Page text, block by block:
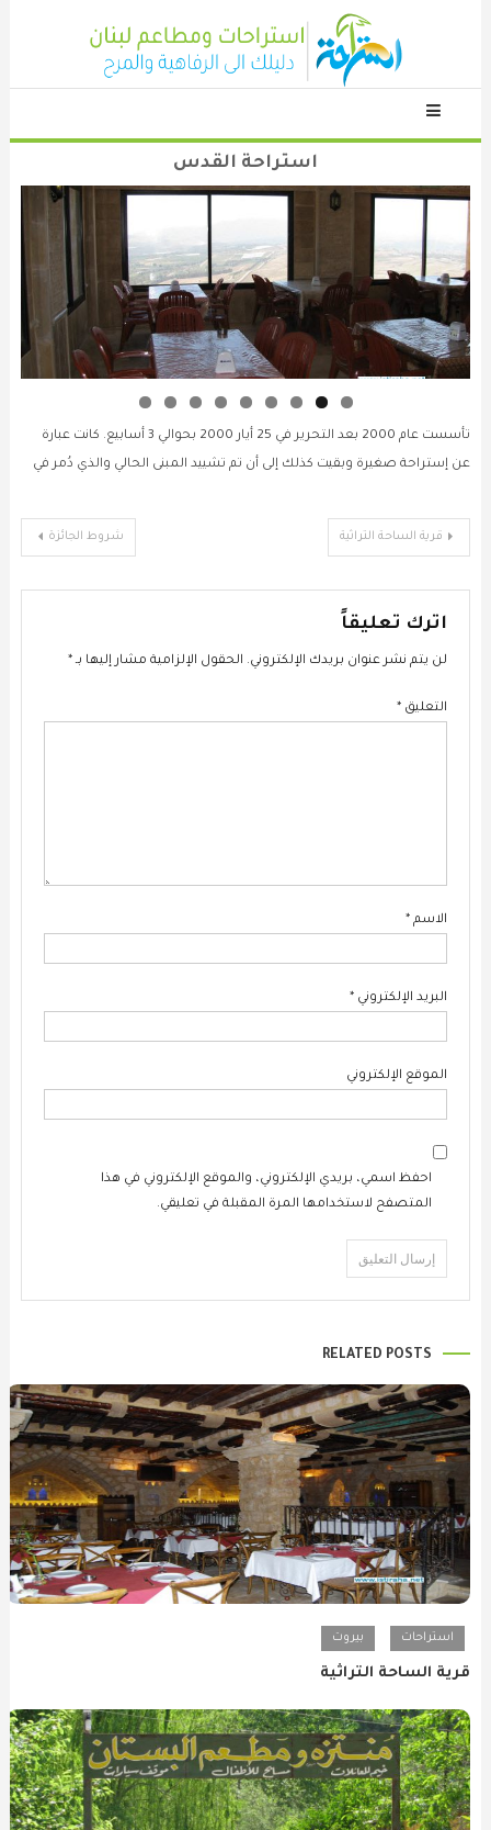
Content
استراحة نت
استراحة القدس
استراحات
استراحة القدس
تأسست عام 2000 بعد التحرير في 25 أيار 2000 بحوالي 3 أسابيع. كانت عبارة
عن إستراحة صغيرة وبقيت كذلك إلى أن تم تشييد المبنى الحالي والذي دُمر في
تضم صالة داخلية وتراس صيفي.تتميز بإطلالتها على الأراضي الفلسطينية
تصفّح
المقالات
شروط الجائزة قرية الساحة التراثية
اترك تعليقاً
لن يتم نشر عنوان بريدك الإلكتروني. الحقول الإلزامية مشار إليها بـ *
التعليق *
الاسم *
البريد الإلكتروني *
الموقع الإلكتروني
احفظ اسمي، بريدي الإلكتروني، والموقع الإلكتروني في هذا
المتصفح لاستخدامها المرة المقبلة في تعليقي.
RELATED POSTS
استراحات بيروت
قرية الساحة التراثية